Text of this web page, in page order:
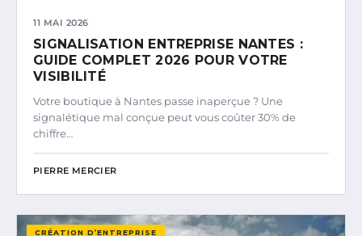
11 MAI 2026
SIGNALISATION ENTREPRISE NANTES :
GUIDE COMPLET 2026 POUR VOTRE
VISIBILITÉ
Votre boutique à Nantes passe inaperçue ? Une
signalétique mal conçue peut vous coûter 30% de
chiffre…
PIERRE MERCIER
CRÉATION D’ENTREPRISE